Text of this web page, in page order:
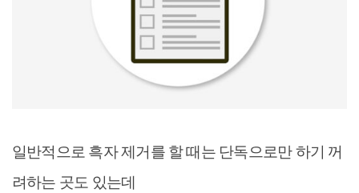
일반적으로 흑자 제거를 할 때는 단독으로만 하기 꺼
려하는 곳도 있는데